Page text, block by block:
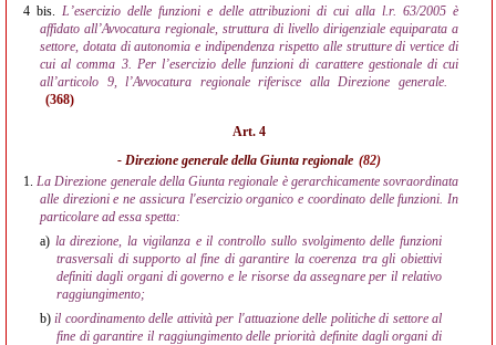
4 bis. L’esercizio delle funzioni e delle attribuzioni di cui alla l.r. 63/2005 è
affidato all’Avvocatura regionale, struttura di livello dirigenziale equiparata a
settore, dotata di autonomia e indipendenza rispetto alle strutture di vertice di
cui al comma 3. Per l’esercizio delle funzioni di carattere gestionale di cui
all’articolo 9, l’Avvocatura regionale riferisce alla Direzione generale.
(368)
Art. 4
- Direzione generale della Giunta regionale (82)
1.La Direzione generale della Giunta regionale è gerarchicamente sovraordinata
alle direzioni e ne assicura l'esercizio organico e coordinato delle funzioni. In
particolare ad essa spetta:
a) la direzione, la vigilanza e il controllo sullo svolgimento delle funzioni
trasversali di supporto al fine di garantire la coerenza tra gli obiettivi
definiti dagli organi di governo e le risorse da assegnare per il relativo
raggiungimento;
b)il coordinamento delle attività per l'attuazione delle politiche di settore al
fine di garantire il raggiungimento delle priorità definite dagli organi di